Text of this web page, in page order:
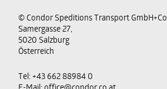
© Condor Speditions Transport GmbH+Co
Samergasse 27,
5020 Salzburg
Österreich
Tel: +43 662 88984 0